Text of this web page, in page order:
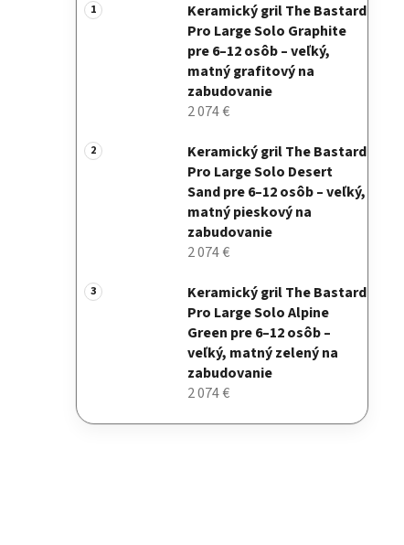
Keramický gril The Bastard
Pro Large Solo Graphite
pre 6–12 osôb – veľký,
matný grafitový na
zabudovanie
2 074 €
Keramický gril The Bastard
Pro Large Solo Desert
Sand pre 6–12 osôb – veľký,
matný pieskový na
zabudovanie
2 074 €
Keramický gril The Bastard
Pro Large Solo Alpine
Green pre 6–12 osôb –
veľký, matný zelený na
zabudovanie
2 074 €